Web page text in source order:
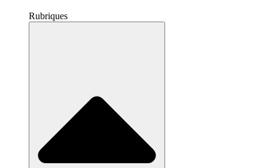
Rubriques